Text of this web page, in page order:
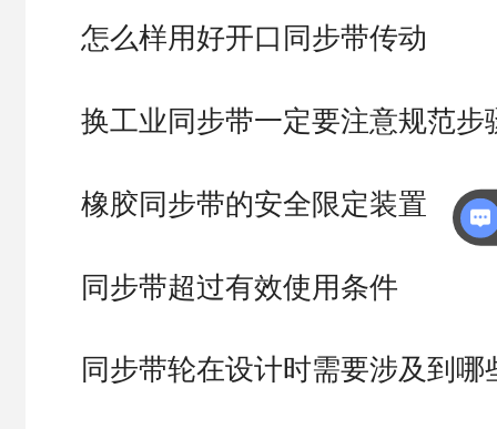
怎么样用好开口同步带传动
换工业同步带一定要注意规范
橡胶同步带的安全限定装置
同步带超过有效使用条件
同步带轮在设计时需要涉及到